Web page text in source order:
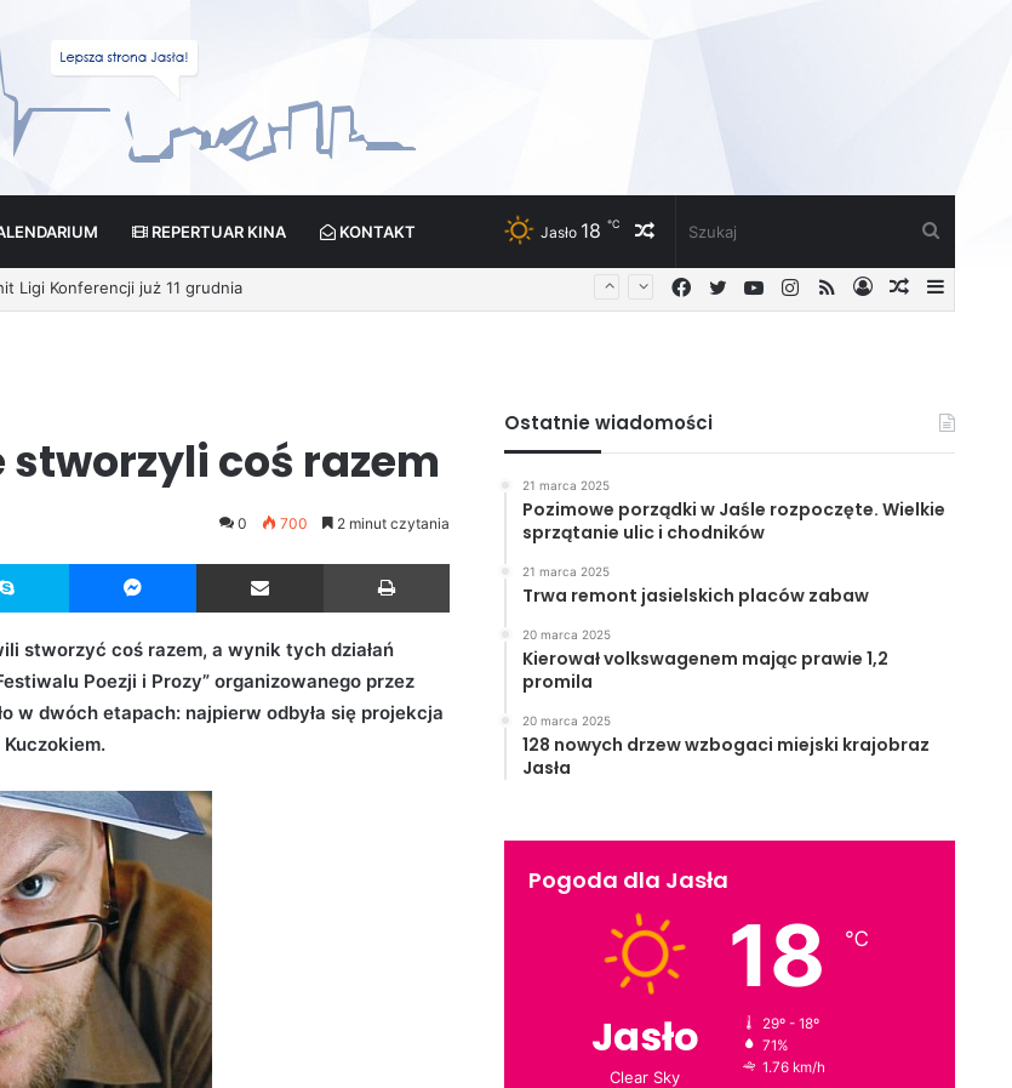
REPERTUAR KINA KONTAKT Losowy
artykuł
Jasło 18 ℃
Losowy
Zaloguj
RSS
Instagram
YouTube
Twitter
Facebook
stworzyli coś razem
0 700 2 minut czytania
Skype Messenger Udostępnij przez Email
stworzyć coś razem, a wynik tych działań
Poezji i Prozy” organizowanego przez
w dwóch etapach: najpierw odbyła się projekcja
Ostatnie wiadomości
21 marca 2025
Pozimowe porządki w Jaśle rozpoczęte. Wielkie
sprzątanie ulic i chodników
21 marca 2025
Trwa remont jasielskich placów zabaw
20 marca 2025
Kierował volkswagenem mając prawie 1,2
promila
20 marca 2025
128 nowych drzew wzbogaci miejski krajobraz
Jasła
Pogoda dla Jasła
Jasło
Clear Sky
18 ℃
29º - 18º
71%
1.76 km/h